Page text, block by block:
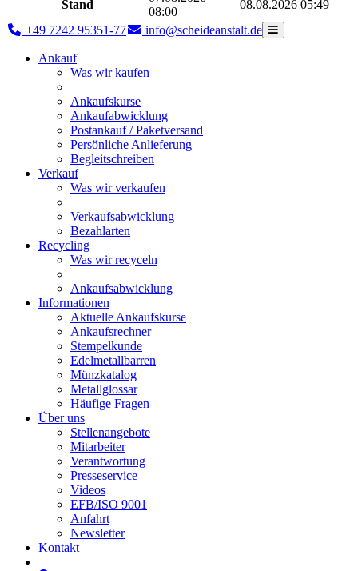
Stand
08:00
08.08.2026 05:49
+49 7242 95351-77 info@scheideanstalt.de
Ankauf
Was wir kaufen
Ankaufskurse
Ankaufabwicklung
Postankauf / Paketversand
Persönliche Anlieferung
Begleitschreiben
Verkauf
Was wir verkaufen
Verkaufsabwicklung
Bezahlarten
Recycling
Was wir recyceln
Ankaufsabwicklung
Informationen
Aktuelle Ankaufskurse
Ankaufsrechner
Stempelkunde
Edelmetallbarren
Münzkatalog
Metallglossar
Häufige Fragen
Über uns
Stellenangebote
Mitarbeiter
Verantwortung
Presseservice
Videos
EFB/ISO 9001
Anfahrt
Newsletter
Kontakt